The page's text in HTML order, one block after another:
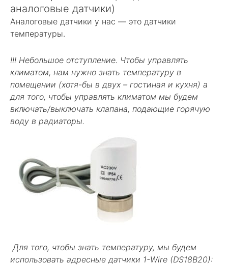
аналоговые датчики)
Аналоговые датчики у нас — это датчики
температуры.
!!! Небольшое отступление. Чтобы управлять
климатом, нам нужно знать температуру в
помещении (хотя-бы в двух – гостиная и кухня) а
для того, чтобы управлять климатом мы будем
включать/выключать клапана, подающие горячую
воду в радиаторы.
Для того, чтобы знать температуру, мы будем
использовать адресные датчики 1-Wire (DS18B20):